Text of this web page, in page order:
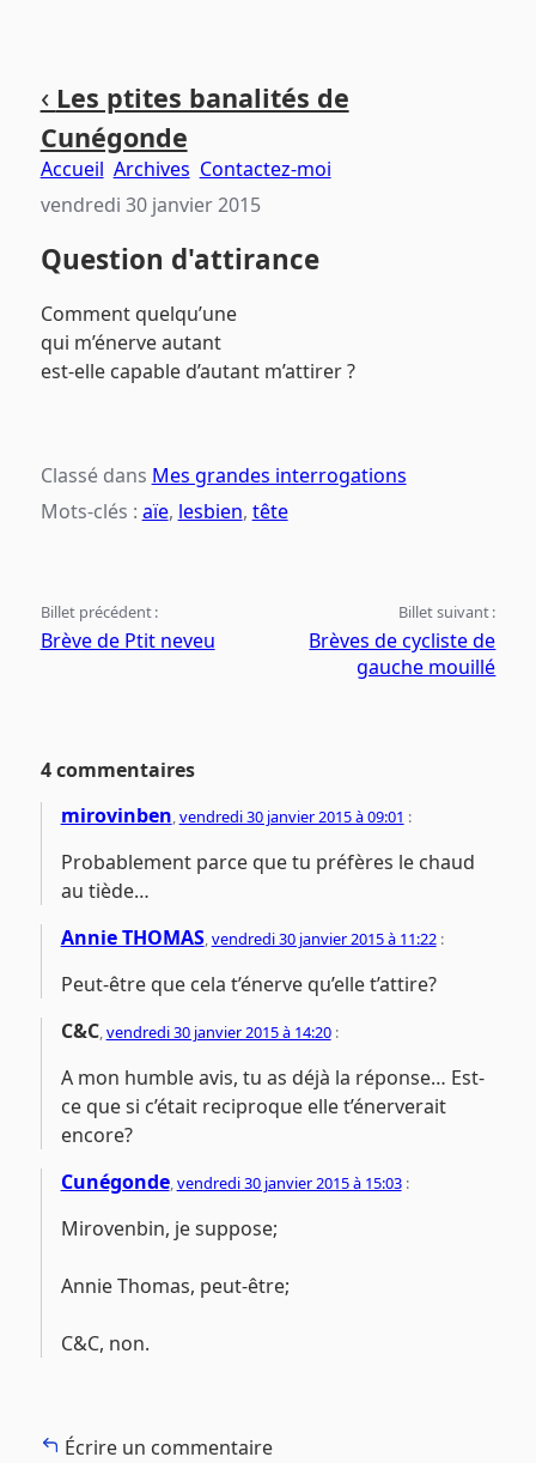
contenu
principal
menu
principal
‹ Les ptites banalités de
Cunégonde
Accueil Archives Contactez-moi
vendredi 30 janvier 2015
Question d'attirance
Comment quelqu’une
qui m’énerve autant
est-elle capable d’autant m’attirer ?
Classé dans Mes grandes interrogations
Mots-clés : aïe, lesbien, tête
Billet précédent :
Brève de Ptit neveu
Billet suivant :
Brèves de cycliste de
gauche mouillé
4 commentaires
mirovinben,vendredi 30 janvier 2015 à 09:01 :
Probablement parce que tu préfères le chaud
au tiède…
Annie THOMAS,vendredi 30 janvier 2015 à 11:22:
Peut-être que cela t’énerve qu’elle t’attire?
C&C,vendredi 30 janvier 2015 à 14:20:
A mon humble avis, tu as déjà la réponse… Est-
ce que si c’était reciproque elle t’énerverait
encore?
Cunégonde,vendredi 30 janvier 2015 à 15:03:
Mirovenbin, je suppose;
Annie Thomas, peut-être;
C&C, non.
Écrire un commentaire